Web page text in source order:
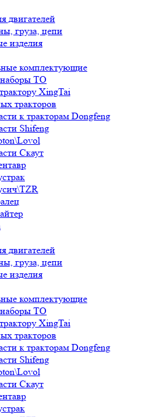
двигателей
груза, цепи
изделия
комплектующие
ТО
XingTai
тракторов
к тракторам Dongfeng
Shifeng
Скаут
двигателей
груза, цепи
изделия
комплектующие
ТО
XingTai
тракторов
к тракторам Dongfeng
Shifeng
Скаут